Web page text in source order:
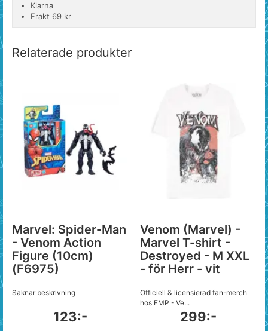
Klarna
Frakt 69 kr
Relaterade produkter
Marvel: Spider-Man
- Venom Action
Figure (10cm)
(F6975)
Saknar beskrivning
123:-
Venom (Marvel) -
Marvel T-shirt -
Destroyed - M XXL
- för Herr - vit
Officiell & licensierad fan-merch
hos EMP - Ve...
299:-